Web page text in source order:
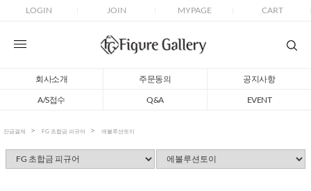
LOGIN JOIN MYPAGE CART
회사소개 주문동의
공지사항
A/S접수
Q&A EVENT
잔금결제 FG 초합금 피규어 에볼루션토이